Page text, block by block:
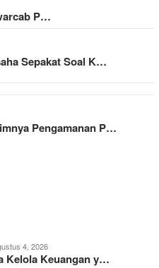
P…
Sepakat Soal K…
Pengamanan P…
4, 2026
Kelola Keuangan y…